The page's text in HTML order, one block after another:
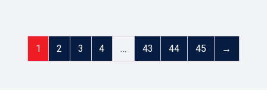
1 2 3 4 … 43 44 45 →